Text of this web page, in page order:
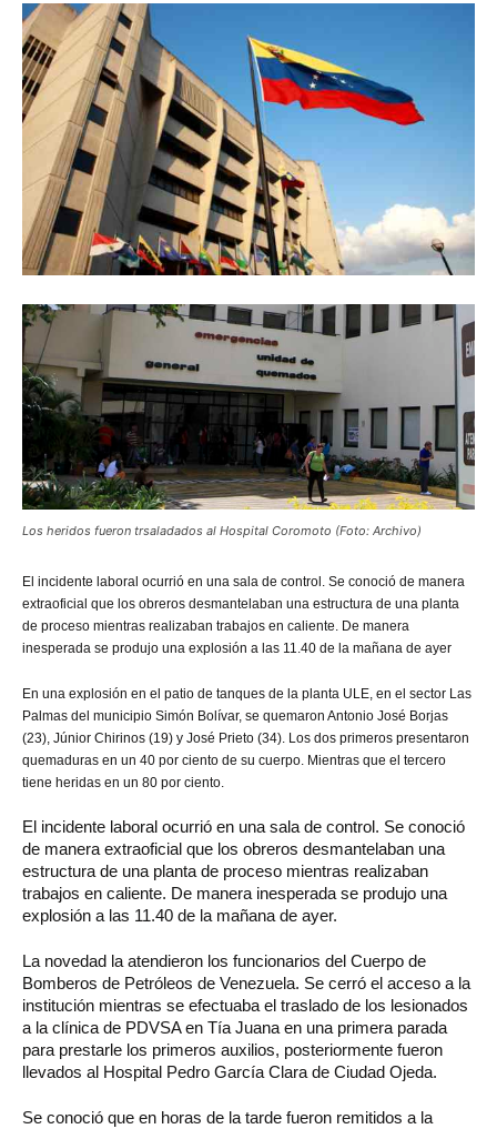
Los heridos fueron trsaladados al Hospital Coromoto (Foto: Archivo)
El incidente laboral ocurrió en una sala de control. Se conoció de manera
extraoficial que los obreros desmantelaban una estructura de una planta
de proceso mientras realizaban trabajos en caliente. De manera
inesperada se produjo una explosión a las 11.40 de la mañana de ayer
En una explosión en el patio de tanques de la planta ULE, en el sector Las
Palmas del municipio Simón Bolívar, se quemaron Antonio José Borjas
(23), Júnior Chirinos (19) y José Prieto (34). Los dos primeros presentaron
quemaduras en un 40 por ciento de su cuerpo. Mientras que el tercero
tiene heridas en un 80 por ciento.
El incidente laboral ocurrió en una sala de control. Se conoció
de manera extraoficial que los obreros desmantelaban una
estructura de una planta de proceso mientras realizaban
trabajos en caliente. De manera inesperada se produjo una
explosión a las 11.40 de la mañana de ayer.
La novedad la atendieron los funcionarios del Cuerpo de
Bomberos de Petróleos de Venezuela. Se cerró el acceso a la
institución mientras se efectuaba el traslado de los lesionados
a la clínica de PDVSA en Tía Juana en una primera parada
para prestarle los primeros auxilios, posteriormente fueron
llevados al Hospital Pedro García Clara de Ciudad Ojeda.
Se conoció que en horas de la tarde fueron remitidos a la